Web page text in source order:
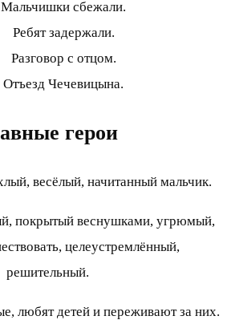
Мальчишки сбежали.
Ребят задержали.
Разговор с отцом.
Отъезд Чечевицына.
герои
весёлый, начитанный мальчик.
покрытый веснушками, угрюмый,
целеустремлённый,
решительный.
любят детей и переживают за них.